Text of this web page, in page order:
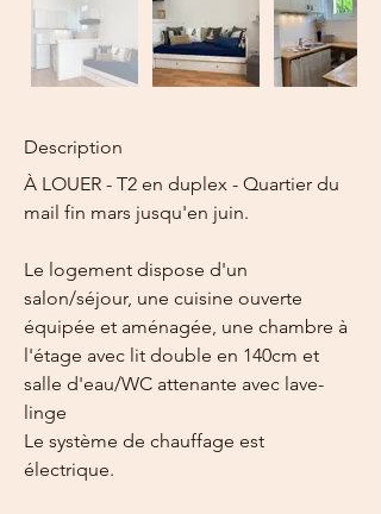
Description
À LOUER - T2 en duplex - Quartier du
mail fin mars jusqu'en juin.
Le logement dispose d'un
salon/séjour, une cuisine ouverte
équipée et aménagée, une chambre à
l'étage avec lit double en 140cm et
salle d'eau/WC attenante avec lave-
linge
Le système de chauffage est
électrique.